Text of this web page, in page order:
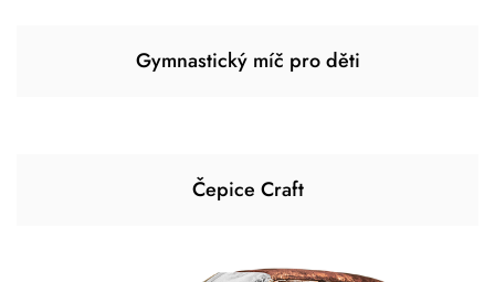
Gymnastický míč pro děti
Čepice Craft